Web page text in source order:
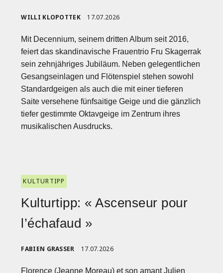
WILLI KLOPOTTEK 17.07.2026
Mit Decennium, seinem dritten Album seit 2016,
feiert das skandinavische Frauentrio Fru Skagerrak
sein zehnjähriges Jubiläum. Neben gelegentlichen
Gesangseinlagen und Flötenspiel stehen sowohl
Standardgeigen als auch die mit einer tieferen
Saite versehene fünfsaitige Geige und die gänzlich
tiefer gestimmte Oktavgeige im Zentrum ihres
musikalischen Ausdrucks.
KULTURTIPP
Kulturtipp: « Ascenseur pour
l’échafaud »
FABIEN GRASSER 17.07.2026
Florence (Jeanne Moreau) et son amant Julien